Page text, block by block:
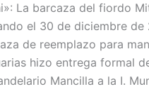
La barcaza del fiordo
el 30 de diciembre de
de reemplazo para
hizo entrega formal
Mancilla a la I.